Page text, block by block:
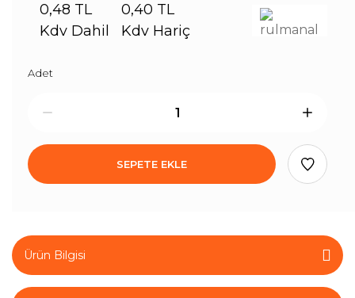
0,48 TL
Kdv Dahil
0,40 TL
Kdv Hariç
Adet
SEPETE EKLE
Ürün Bilgisi